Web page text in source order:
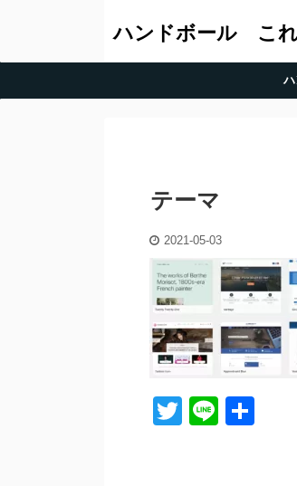
ハンドボール これ
テーマ
2021-05-03
T
Li